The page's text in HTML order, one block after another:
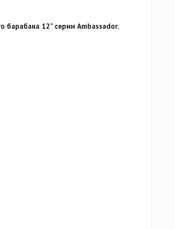
барабана 12" серии Ambassador.